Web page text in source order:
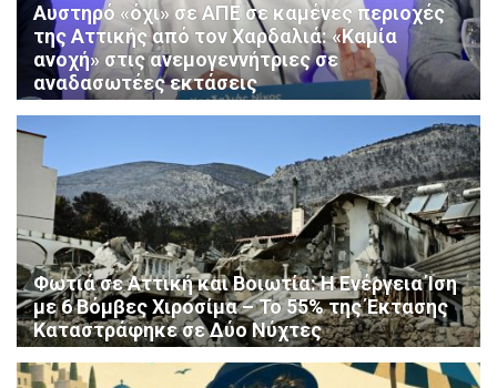
Αυστηρό «όχι» σε ΑΠΕ σε καμένες περιοχές
της Αττικής από τον Χαρδαλιά: «Καμία
ανοχή» στις ανεμογεννήτριες σε
αναδασωτέες εκτάσεις
Φωτιά σε Αττική και Βοιωτία: Η Ενέργεια Ίση
με 6 Βόμβες Χιροσίμα – Το 55% της Έκτασης
Καταστράφηκε σε Δύο Νύχτες